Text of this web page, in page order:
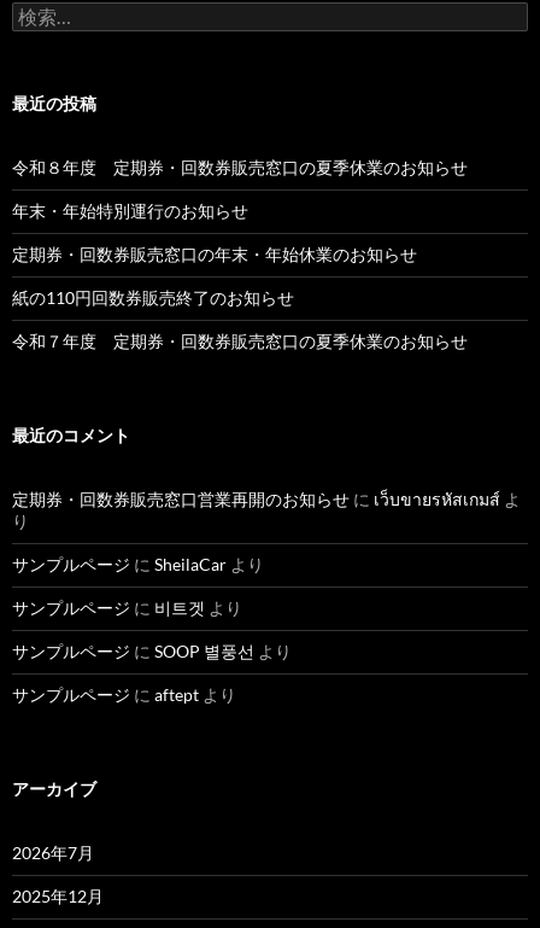
検
索:
最近の投稿
令和８年度 定期券・回数券販売窓口の夏季休業のお知らせ
年末・年始特別運行のお知らせ
定期券・回数券販売窓口の年末・年始休業のお知らせ
紙の110円回数券販売終了のお知らせ
令和７年度 定期券・回数券販売窓口の夏季休業のお知らせ
最近のコメント
定期券・回数券販売窓口営業再開のお知らせ に เว็บขายรหัสเกมส์ よ
り
サンプルページ に SheilaCar より
サンプルページ に 비트겟 より
サンプルページ に SOOP 별풍선 より
サンプルページ に aftept より
アーカイブ
2026年7月
2025年12月